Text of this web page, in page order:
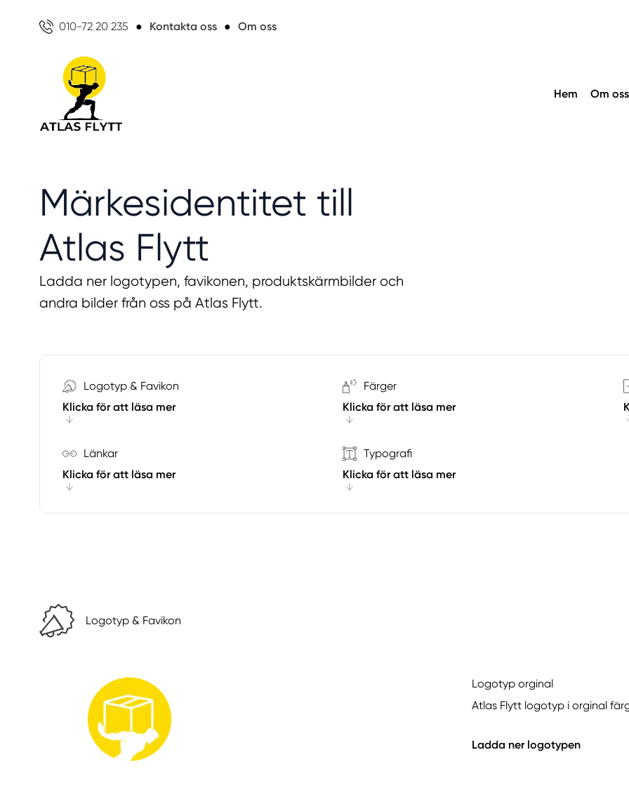
010-72 20 235 ● Kontakta oss ● Om oss
Hem Om oss
Märkesidentitet till
Atlas Flytt
Ladda ner logotypen, favikonen, produktskärmbilder och
andra bilder från oss på Atlas Flytt.
Logotyp & Favikon
Klicka för att läsa mer
Färger
Klicka för att läsa mer
Länkar
Klicka för att läsa mer
Typografi
Klicka för att läsa mer
Logotyp & Favikon
Logotyp orginal
Atlas Flytt logotyp i orginal
Ladda ner logotypen